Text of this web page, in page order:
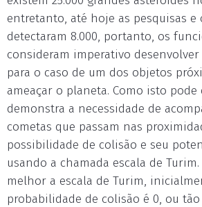
entretanto, até hoje as pesquisas e
detectaram 8.000, portanto, os
consideram imperativo
para o caso de um dos objetos
ameaçar o planeta. Como isto pode
demonstra a necessidade de
cometas que passam nas
possibilidade de colisão e seu
usando a chamada escala de
melhor a escala de Turim,
probabilidade de colisão é 0, ou